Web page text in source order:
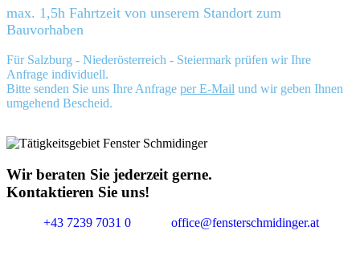
max. 1,5h Fahrtzeit von unserem Standort zum
Bauvorhaben
Für Salzburg - Niederösterreich - Steiermark prüfen wir Ihre
Anfrage individuell.
Bitte senden Sie uns Ihre Anfrage per E-Mail und wir geben Ihnen
umgehend Bescheid.
Wir beraten Sie jederzeit gerne.
Kontaktieren Sie uns!
+43 7239 7031 0 office@fensterschmidinger.at